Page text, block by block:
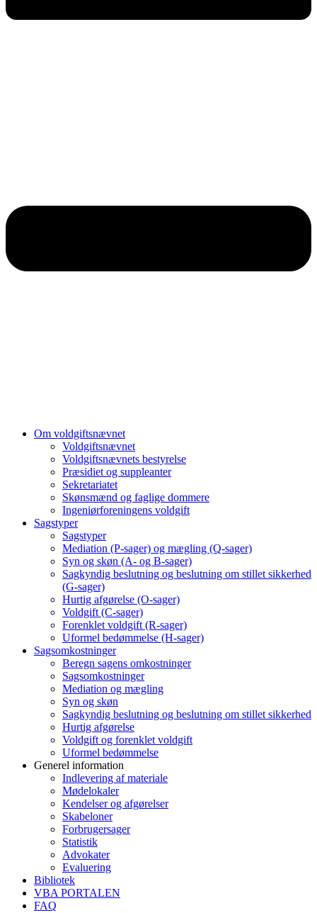
Om voldgiftsnævnet
Voldgiftsnævnet
Voldgiftsnævnets bestyrelse
Præsidiet og suppleanter
Sekretariatet
Skønsmænd og faglige dommere
Ingeniørforeningens voldgift
Sagstyper
Sagstyper
Mediation (P-sager) og mægling (Q-sager)
Syn og skøn (A- og B-sager)
Sagkyndig beslutning og beslutning om stillet sikkerhed
(G-sager)
Hurtig afgørelse (O-sager)
Voldgift (C-sager)
Forenklet voldgift (R-sager)
Uformel bedømmelse (H-sager)
Sagsomkostninger
Beregn sagens omkostninger
Sagsomkostninger
Mediation og mægling
Syn og skøn
Sagkyndig beslutning og beslutning om stillet sikkerhed
Hurtig afgørelse
Voldgift og forenklet voldgift
Uformel bedømmelse
Generel information
Indlevering af materiale
Mødelokaler
Kendelser og afgørelser
Skabeloner
Forbrugersager
Statistik
Advokater
Evaluering
Bibliotek
VBA PORTALEN
FAQ